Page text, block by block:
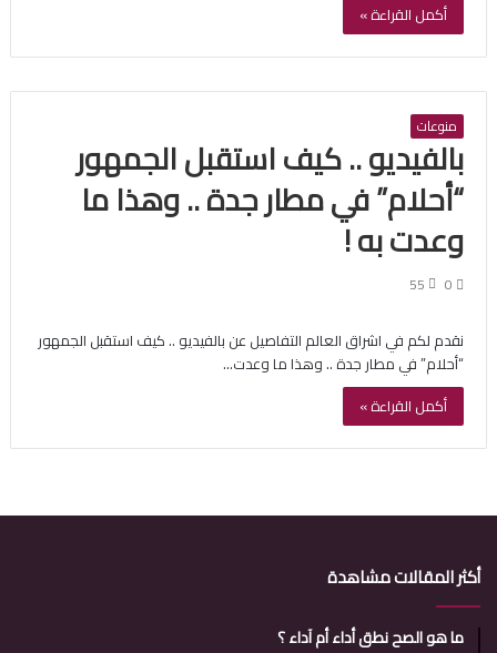
أكمل القراءة »
منوعات
بالفيديو .. كيف استقبل الجمهور
“أحلام” في مطار جدة .. وهذا ما
وعدت به !
0
55
نقدم لكم في اشراق العالم التفاصيل عن بالفيديو .. كيف استقبل الجمهور
“أحلام” في مطار جدة .. وهذا ما وعدت…
أكمل القراءة »
أكثر المقالات مشاهدة
ما هو الصح نطق أداء أم آداء ؟